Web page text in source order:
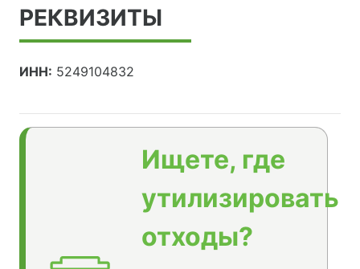
РЕКВИЗИТЫ
ИНН: 5249104832
Ищете, где
утилизировать
отходы?